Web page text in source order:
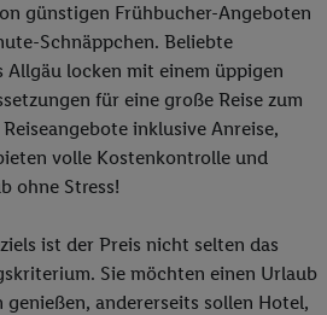
günstigen Frühbucher-Angeboten
Schnäppchen. Beliebte
Allgäu locken mit einem üppigen
für eine große Reise zum
inklusive Anreise,
volle Kostenkontrolle und
ohne Stress!
ist der Preis nicht selten das
Sie möchten einen Urlaub
genießen, andererseits sollen Hotel,